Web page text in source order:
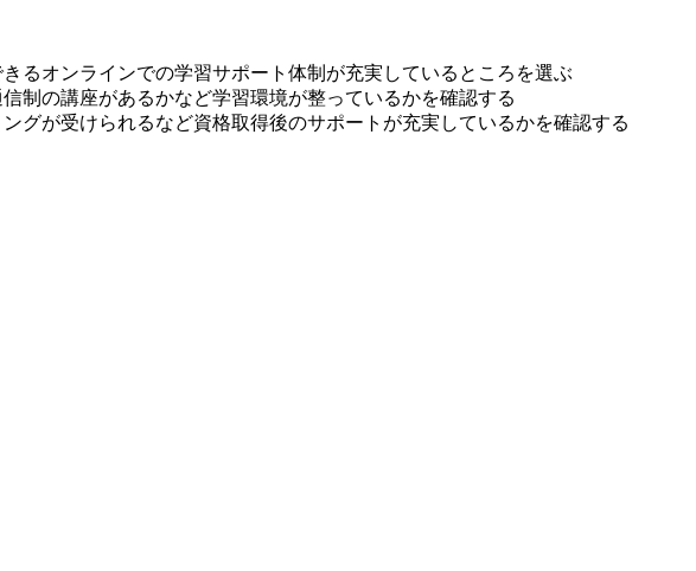
るオンラインでの学習サポート体制が充実しているところを選ぶ
制の講座があるかなど学習環境が整っているかを確認する
グが受けられるなど資格取得後のサポートが充実しているかを確認する